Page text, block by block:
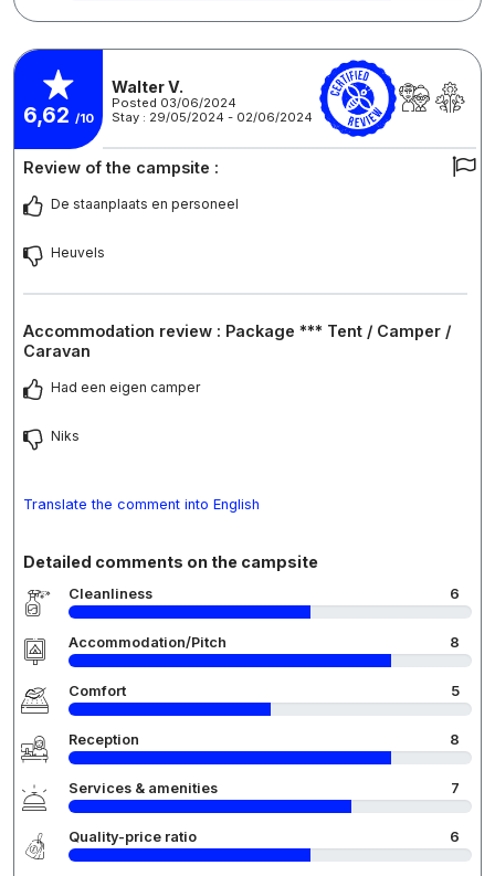
6,62 /10
Walter V.
Posted 03/06/2024
Stay : 29/05/2024 - 02/06/2024
Review of the campsite :
De staanplaats en personeel
Heuvels
Accommodation review : Package *** Tent / Camper /
Caravan
Had een eigen camper
Niks
Translate the comment into English
Detailed comments on the campsite
Cleanliness 6
Accommodation/Pitch 8
Comfort 5
Reception 8
Services & amenities 7
Quality-price ratio 6